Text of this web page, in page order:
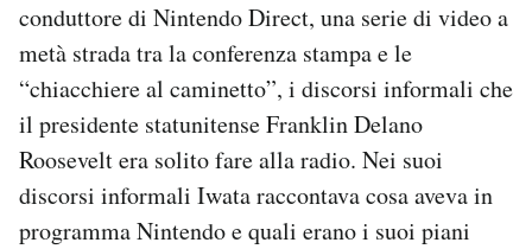
conduttore di Nintendo Direct, una serie di video a
metà strada tra la conferenza stampa e le
“chiacchiere al caminetto”, i discorsi informali che
il presidente statunitenseFranklin Delano
Roosevelt era solito fare alla radio. Nei suoi
discorsi informali Iwata raccontava cosa aveva in
programma Nintendo e quali erano i suoi piani